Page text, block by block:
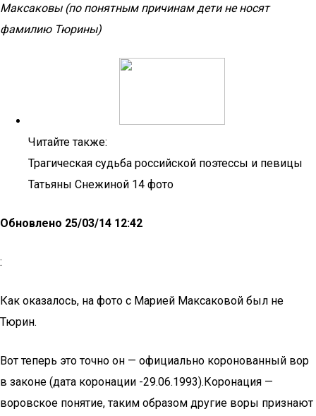
Максаковы (по понятным причинам дети не носят
фамилию Тюрины)
Читайте также:
Трагическая судьба российской поэтессы и певицы
Татьяны Снежиной 14 фото
Обновлено 25/03/14 12:42
:
Как оказалось, на фото с Марией Максаковой был не
Тюрин.
Вот теперь это точно он — официально коронованный вор
в законе (дата коронации -29.06.1993).Коронация —
воровское понятие, таким образом другие воры признают